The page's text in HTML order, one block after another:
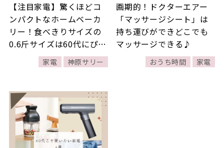
【注目家電】驚くほどコ
ンパクトなホームベーカ
リー！食べきりサイズの
0.6斤サイズは60代にぴっ
たり！【神原サリーの60
代こそ！新家電で素敵生
家電 神原サリー
画期的！ドクターエアー
「マッサージシート」は
持ち運びができどこでも
マッサージできる♪
おうち時間 家電